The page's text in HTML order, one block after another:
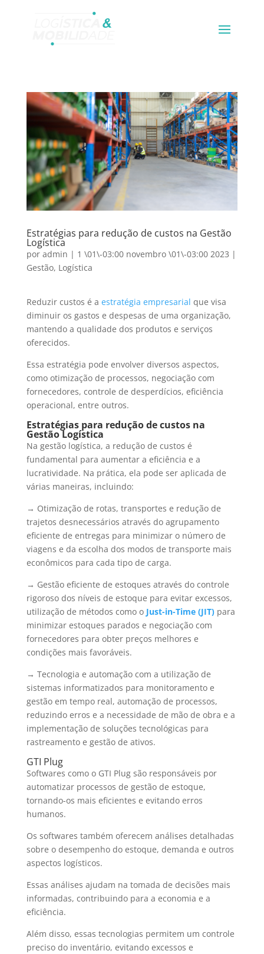
Estratégias para redução de custos na Gestão
Logística
por admin | 1 \01\-03:00 novembro \01\-03:00 2023 |
Gestão, Logística
Reduzir custos é a estratégia empresarial que visa
diminuir os gastos e despesas de uma organização,
mantendo a qualidade dos produtos e serviços
oferecidos.
Essa estratégia pode envolver diversos aspectos,
como otimização de processos, negociação com
fornecedores, controle de desperdícios, eficiência
operacional, entre outros.
Estratégias para redução de custos na
Gestão Logística
Na gestão logística, a redução de custos é
fundamental para aumentar a eficiência e a
lucratividade. Na prática, ela pode ser aplicada de
várias maneiras, incluindo:
→ Otimização de rotas, transportes e redução de
trajetos desnecessários através do agrupamento
eficiente de entregas para minimizar o número de
viagens e da escolha dos modos de transporte mais
econômicos para cada tipo de carga.
→ Gestão eficiente de estoques através do controle
rigoroso dos níveis de estoque para evitar excessos,
utilização de métodos como o Just-in-Time (JIT)para
minimizar estoques parados e negociação com
fornecedores para obter preços melhores e
condições mais favoráveis.
→ Tecnologia e automação com a utilização de
sistemas informatizados para monitoramento e
gestão em tempo real, automação de processos,
reduzindo erros e a necessidade de mão de obra e a
implementação de soluções tecnológicas para
rastreamento e gestão de ativos.
GTI Plug
Softwares como o GTI Plug são responsáveis por
automatizar processos de gestão de estoque,
tornando-os mais eficientes e evitando erros
humanos.
Os softwares também oferecem análises detalhadas
sobre o desempenho do estoque, demanda e outros
aspectos logísticos.
Essas análises ajudam na tomada de decisões mais
informadas, contribuindo para a economia e a
eficiência.
Além disso, essas tecnologias permitem um controle
preciso do inventário, evitando excessos e